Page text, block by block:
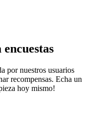
por nuestros usuarios
recompensas. Echa un
hoy mismo!